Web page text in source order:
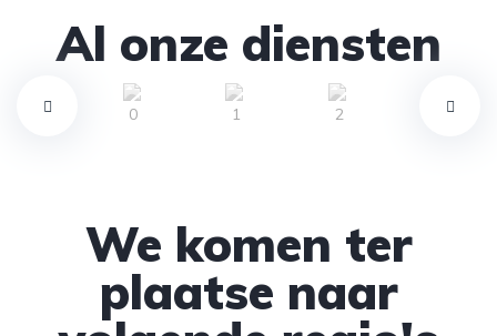
Al onze diensten
We komen ter
plaatse naar